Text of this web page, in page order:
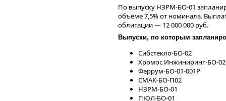
По выпуску НЗРМ-БО-01
объёме 7,5% от номинала.
облигации — 12 000 000 руб.
Выпуски, по которым
Сибстекло-БО-02
Хромос Инжиниринг-БО-02
Феррум-БО-01-001P
СМАК-БО-П02
НЗРМ-БО-01
ПЮЛ-БО-01